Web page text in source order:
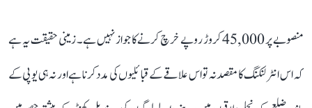
منصوبے پر 45,000 کروڑ روپے خرچ کرنے کا جواز نہیں ہے۔ زمینی حقیقت یہ ہے
کہ اس انٹرلنکنگ کا مقصد نہ تو اس علاقے کے قبائلیوں کی مدد کرنا ہے اور نہ ہی یوپی کے